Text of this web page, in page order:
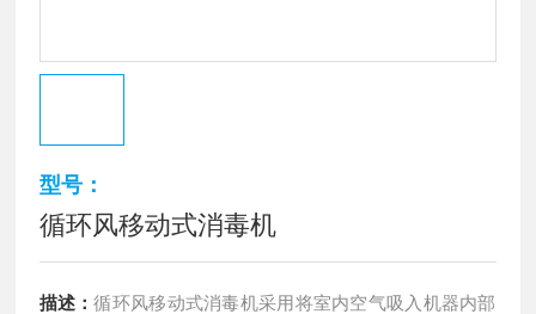
型号：
循环风移动式消毒机
描述：循环风移动式消毒机采用将室内空气吸入机器内部